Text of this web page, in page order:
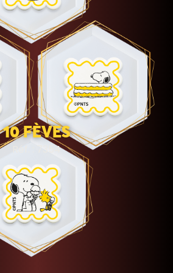
10 FÈVES
Réf. : 7354